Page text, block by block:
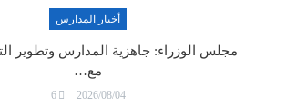
أخبار المدارس
مجلس الوزراء: جاهزية المدارس وتطوير
مع…
2026/08/04
6